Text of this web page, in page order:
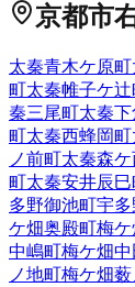
京都市
太秦青木ケ原町
町太秦帷子ケ辻
秦三尾町太秦
町太秦西蜂岡町
ノ前町太秦森
町太秦安井辰巳
多野御池町宇
ケ畑奥殿町梅
中嶋町梅ケ畑
ノ地町梅ケ畑